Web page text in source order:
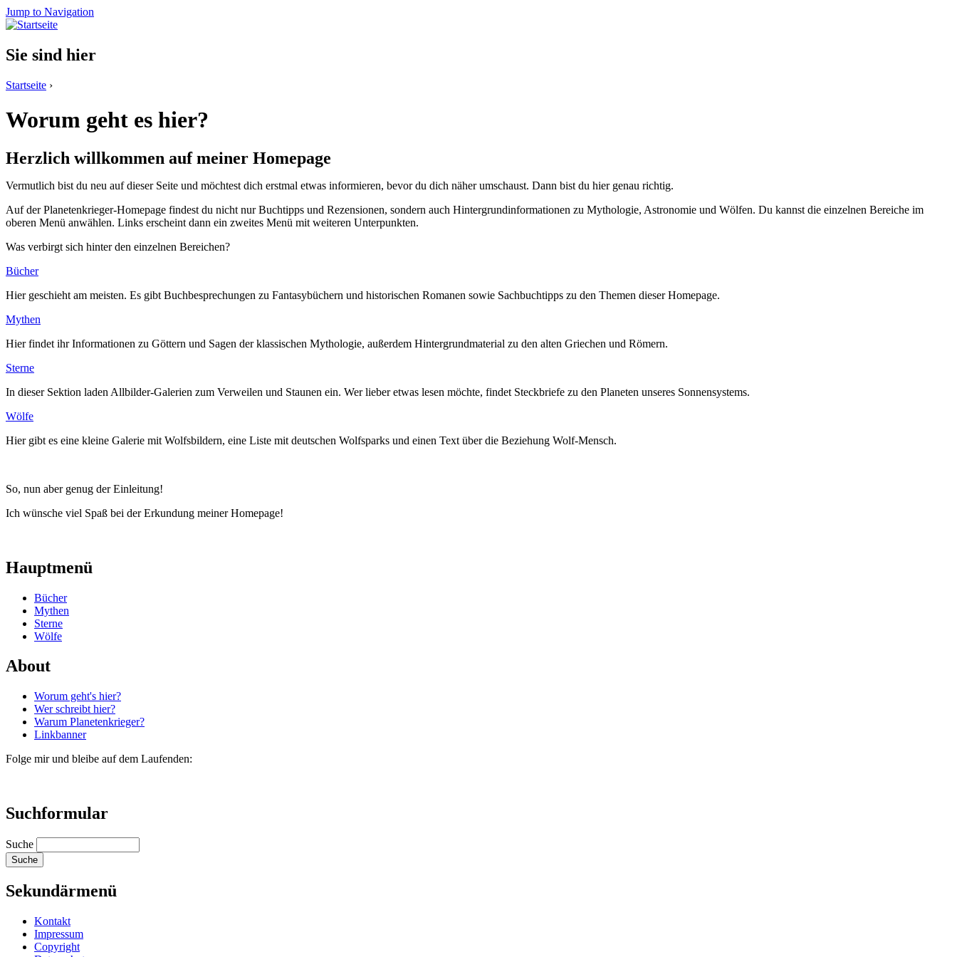
Jump to Navigation
Sie sind hier
Startseite ›
Worum geht es hier?
Herzlich willkommen auf meiner Homepage
Vermutlich bist du neu auf dieser Seite und möchtest dich erstmal etwas informieren, bevor du dich näher umschaust. Dann bist du hier genau richtig.
Auf der Planetenkrieger-Homepage findest du nicht nur Buchtipps und Rezensionen, sondern auch Hintergrundinformationen zu Mythologie, Astronomie und Wölfen. Du kannst die einzelnen Bereiche im
oberen Menü anwählen. Links erscheint dann ein zweites Menü mit weiteren Unterpunkten.
Was verbirgt sich hinter den einzelnen Bereichen?
Bücher
Hier geschieht am meisten. Es gibt Buchbesprechungen zu Fantasybüchern und historischen Romanen sowie Sachbuchtipps zu den Themen dieser Homepage.
Mythen
Hier findet ihr Informationen zu Göttern und Sagen der klassischen Mythologie, außerdem Hintergrundmaterial zu den alten Griechen und Römern.
Sterne
In dieser Sektion laden Allbilder-Galerien zum Verweilen und Staunen ein. Wer lieber etwas lesen möchte, findet Steckbriefe zu den Planeten unseres Sonnensystems.
Wölfe
Hier gibt es eine kleine Galerie mit Wolfsbildern, eine Liste mit deutschen Wolfsparks und einen Text über die Beziehung Wolf-Mensch.
So, nun aber genug der Einleitung!
Ich wünsche viel Spaß bei der Erkundung meiner Homepage!
Hauptmenü
Bücher
Mythen
Sterne
Wölfe
About
Worum geht's hier?
Wer schreibt hier?
Warum Planetenkrieger?
Linkbanner
Folge mir und bleibe auf dem Laufenden:
Suchformular
Suche
Sekundärmenü
Kontakt
Impressum
Copyright